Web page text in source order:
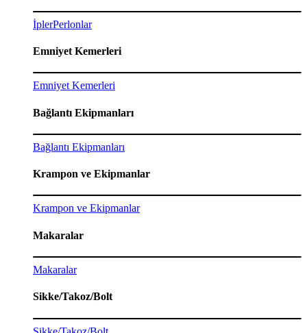
İplerPerlonlar
Emniyet Kemerleri
Emniyet Kemerleri
Bağlantı Ekipmanları
Bağlantı Ekipmanları
Krampon ve Ekipmanlar
Krampon ve Ekipmanlar
Makaralar
Makaralar
Sikke/Takoz/Bolt